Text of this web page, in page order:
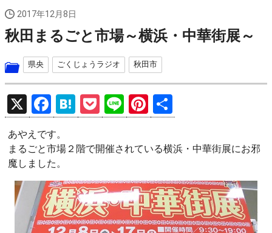
2017年12月8日
秋田まるごと市場～横浜・中華街展～
県央 ごくじょうラジオ 秋田市
X
F
a
ce
b
o
o
k
H
at
e
a
P
o
ck
Li
n
e
Pi
nt
er
t
有
あやえです。
まるごと市場２階で開催されている横浜・中華街展にお邪
魔しました。